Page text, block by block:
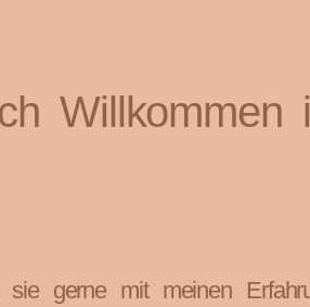
Willkommen
sie gerne mit meinen